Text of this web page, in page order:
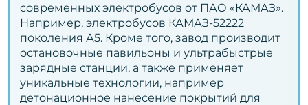
современных электробусов от ПАО «КАМАЗ».
Например, электробусов КАМАЗ-52222
поколения А5. Кроме того, завод производит
остановочные павильоны и ультрабыстрые
зарядные станции, а также применяет
уникальные технологии, например
детонационное нанесение покрытий для